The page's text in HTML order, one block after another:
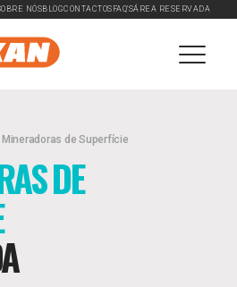
NÓSBLOGCONTACTOS FAQ'SÁREA RESERVADA
de Superfície
DE